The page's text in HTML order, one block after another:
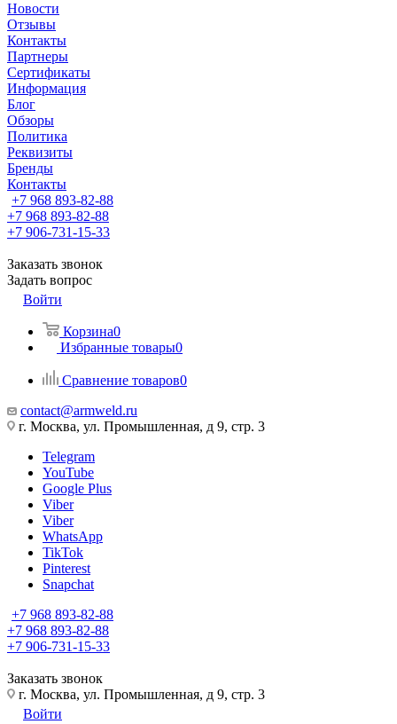
Новости
Отзывы
Контакты
Партнеры
Сертификаты
Информация
Блог
Обзоры
Политика
Реквизиты
Бренды
Контакты
+7 968 893-82-88
+7 968 893-82-88
+7 906-731-15-33
Заказать звонок
Задать вопрос
Войти
Корзина0
Избранные товары0
Сравнение товаров0
contact@armweld.ru
г. Москва, ул. Промышленная, д 9, стр. 3
Telegram
YouTube
Google Plus
Viber
Viber
WhatsApp
TikTok
Pinterest
Snapchat
+7 968 893-82-88
+7 968 893-82-88
+7 906-731-15-33
Заказать звонок
г. Москва, ул. Промышленная, д 9, стр. 3
Войти